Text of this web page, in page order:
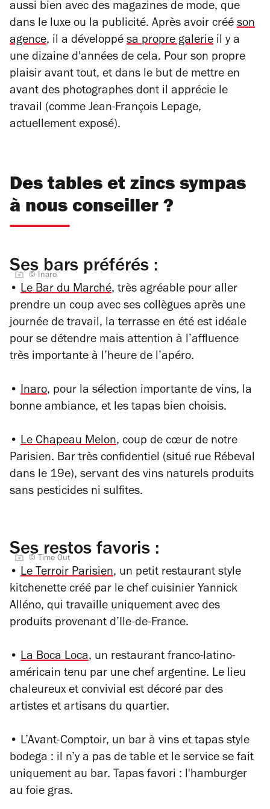
aussi bien avec des magazines de mode, que
dans le luxe ou la publicité. Après avoir créé son
agence, il a développé sa propre galerie il y a
une dizaine d'années de cela. Pour son propre
plaisir avant tout, et dans le but de mettre en
avant des photographes dont il apprécie le
travail (comme Jean-François Lepage,
actuellement exposé).
Des tables et zincs sympas
à nous conseiller ?
Ses bars préférés :
© Inaro
• Le Bar du Marché, très agréable pour aller
prendre un coup avec ses collègues après une
journée de travail, la terrasse en été est idéale
pour se détendre mais attention à l’affluence
très importante à l’heure de l’apéro.
• Inaro, pour la sélection importante de vins, la
bonne ambiance, et les tapas bien choisis.
• Le Chapeau Melon, coup de cœur de notre
Parisien. Bar très confidentiel (situé rue Rébeval
dans le 19e), servant des vins naturels produits
sans pesticides ni sulfites.
Ses restos favoris :
© Time Out
• Le Terroir Parisien, un petit restaurant style
kitchenette créé par le chef cuisinier Yannick
Alléno, qui travaille uniquement avec des
produits provenant d’Ile-de-France.
• La Boca Loca, un restaurant franco-latino-
américain tenu par une chef argentine. Le lieu
chaleureux et convivial est décoré par des
artistes et artisans du quartier.
• L’Avant-Comptoir, un bar à vins et tapas style
bodega : il n’y a pas de table et le service se fait
uniquement au bar. Tapas favori : l'hamburger
au foie gras.